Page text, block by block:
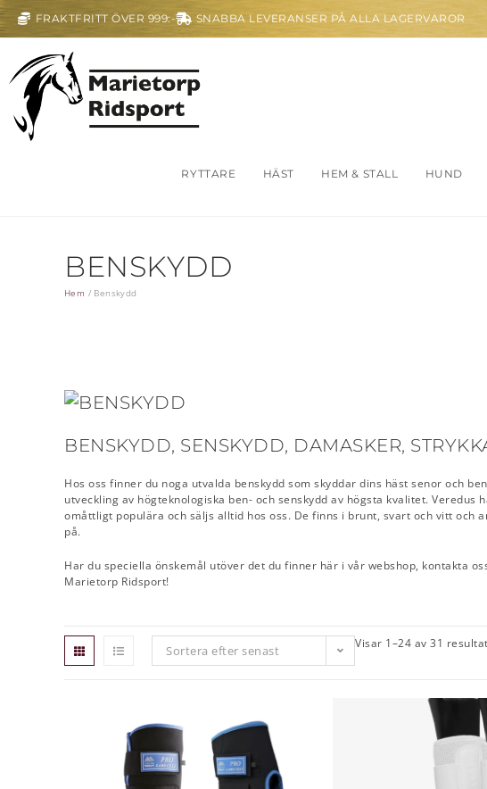
FRAKTFRITT ÖVER 999:- SNABBA LEVERANSER PÅ ALLA LAGERVAROR
RYTTARE HÄST HEM & STALL HUND
BENSKYDD
Hem / Benskydd
BENSKYDD, SENSKYDD, DAMASKER,
Hos oss finner du noga utvalda benskydd som skyddar dins häst senor och
utveckling av högteknologiska ben- och senskydd av högsta kvalitet.
omåttligt populära och säljs alltid hos oss. De finns i brunt, svart och vitt och
på.
Har du speciella önskemål utöver det du finner här i vår webshop, kontakta
Marietorp Ridsport!
Sortera efter senast Visar 1–24 av 31 resultat